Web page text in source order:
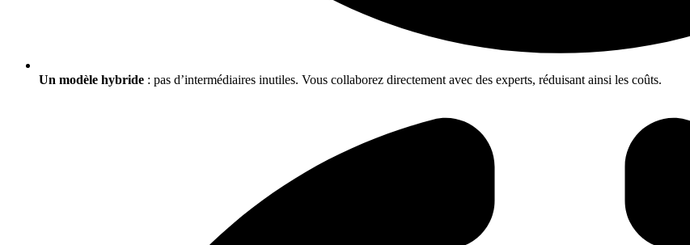
Un modèle hybride : pas d’intermédiaires inutiles. Vous collaborez directement avec des experts, réduisant ainsi les coûts.